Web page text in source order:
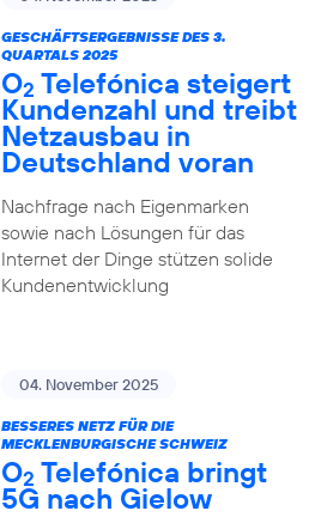
GESCHÄFTSERGEBNISSE DES 3.
QUARTALS 2025
O2 Telefónica steigert
Kundenzahl und treibt
Netzausbau in
Deutschland voran
Nachfrage nach Eigenmarken
sowie nach Lösungen für das
Internet der Dinge stützen solide
Kundenentwicklung
04. November 2025
BESSERES NETZ FÜR DIE
MECKLENBURGISCHE SCHWEIZ
O2 Telefónica bringt
5G nach Gielow